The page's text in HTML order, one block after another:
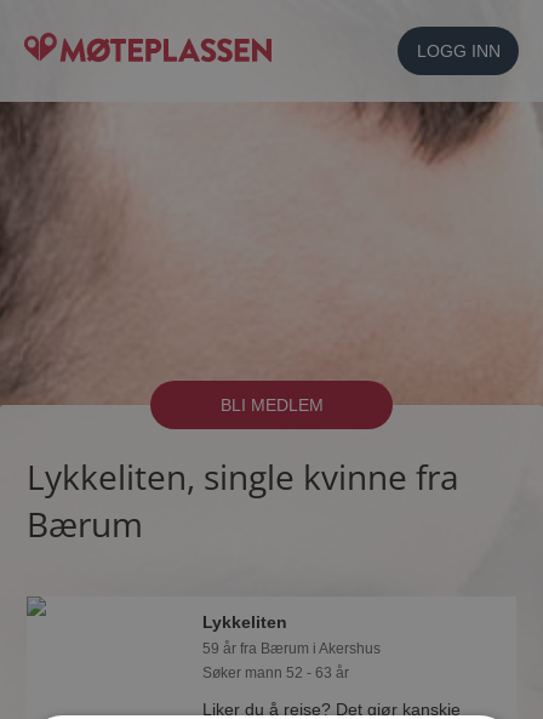
LOGG INN
BLI MEDLEM
Lykkeliten, single kvinne fra
Bærum
Lykkeliten
59 år fra Bærum i Akershus
Søker mann 52 - 63 år
Liker du å reise? Det gjør kanskje